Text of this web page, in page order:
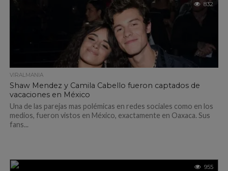
832
VIRALMANIA
Shaw Mendez y Camila Cabello fueron captados de
vacaciones en México
Una de las parejas mas polémicas en redes sociales como en los
medios, fueron vistos en México, exactamente en Oaxaca. Sus
fans...
955